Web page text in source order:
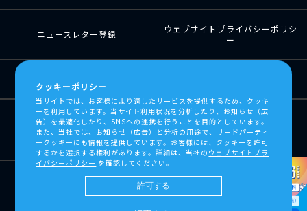
ニュースレター登録
ウェブサイトプライバシーポリシ
ー
クッキーポリシー
当サイトでは、お客様により適したサービスを提供するため、クッキ
ーを利用しています。当サイト利用状況を分析したり、お知らせ（広
告）を最適化したり、SNSへの連携を行うことを目的としています。
また、当社では、お知らせ（広告）と分析の用途で、サードパーティ
ークッキーにも情報を提供しています。お客様には、クッキーを許可
するかを選択する権利があります。詳細は、当社の ウェブサイトプラ
イバシーポリシー を確認してください。
許可する